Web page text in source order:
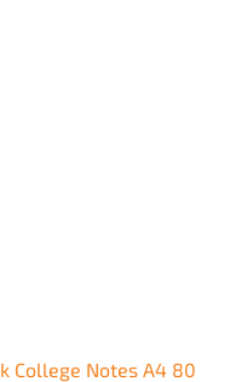
College Notes A4 80